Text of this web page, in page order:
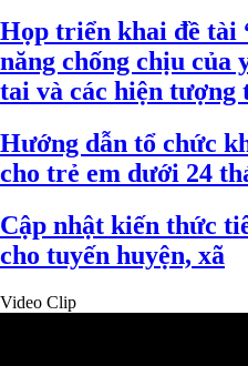
Họp triển khai đề tài
năng chống chịu của
tai và các hiện tượng
Hướng dẫn tổ chức
cho trẻ em dưới 24
Cập nhật kiến thức
cho tuyến huyện, xã
Video Clip